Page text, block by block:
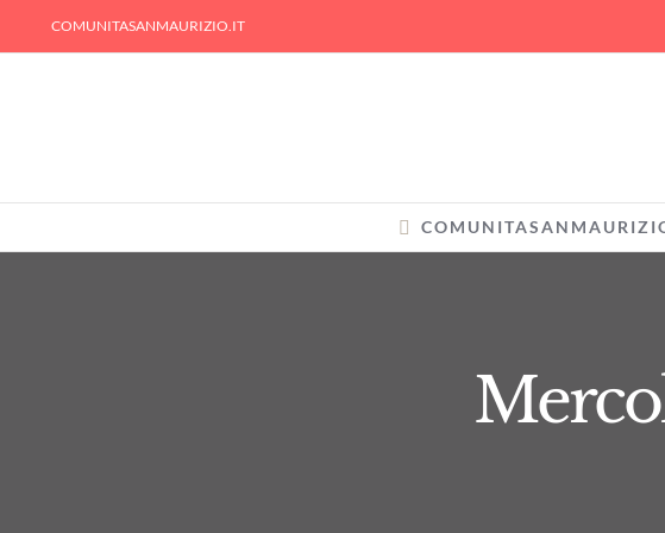
to
COMUNITASANMAURIZIO.IT